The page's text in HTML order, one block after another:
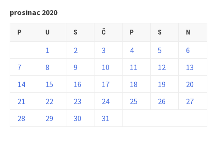
prosinac 2020
P U S Č P S N
1 2 3 4 5
6
7
8 9 10 11 12
13
14
15 16 17 18 19
20
21
22 23 24 25 26
27
28
29 30 31